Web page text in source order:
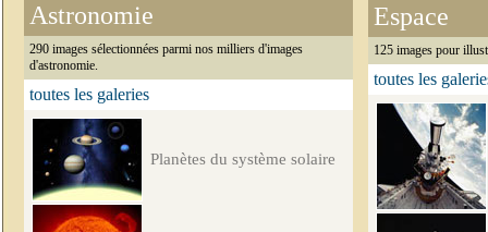
Astronomie
290 images sélectionnées parmi nos milliers d'images
d'astronomie.
toutes les galeries
Planètes du système solaire
Espace
125 images pour
toutes les